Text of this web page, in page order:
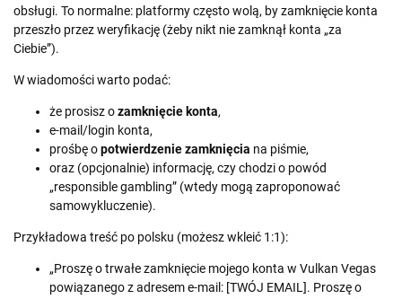
obsługi. To normalne: platformy często wolą, by zamknięcie konta
przeszło przez weryfikację (żeby nikt nie zamknął konta „za
Ciebie”).
W wiadomości warto podać:
że prosisz ozamknięcie konta,
e-mail/login konta,
prośbę opotwierdzenie zamknięcia na piśmie,
oraz (opcjonalnie) informację, czy chodzi o powód
„responsible gambling” (wtedy mogą zaproponować
samowykluczenie).
Przykładowa treść po polsku (możesz wkleić 1:1):
„Proszę o trwałe zamknięcie mojego konta w Vulkan Vegas
powiązanego z adresem e-mail: [TWÓJ EMAIL]. Proszę o